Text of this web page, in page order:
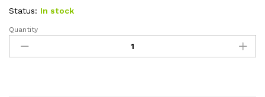
Status: In stock
Premium
jednokrevetna
posteljina
Quantity